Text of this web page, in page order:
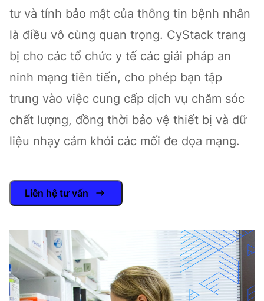
tư và tính bảo mật của thông tin bệnh nhân
là điều vô cùng quan trọng. CyStack trang
bị cho các tổ chức y tế các giải pháp an
ninh mạng tiên tiến, cho phép bạn tập
trung vào việc cung cấp dịch vụ chăm sóc
chất lượng, đồng thời bảo vệ thiết bị và dữ
liệu nhạy cảm khỏi các mối đe dọa mạng.
Liên hệ tư vấn